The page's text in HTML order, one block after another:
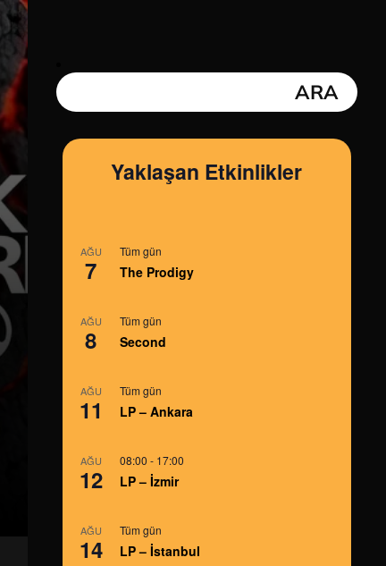
Yaklaşan Etkinlikler
AĞU
7
Tüm gün
The Prodigy
AĞU
8
Tüm gün
Second
AĞU
11
Tüm gün
LP – Ankara
AĞU
12
08:00 - 17:00
LP – İzmir
AĞU
14
Tüm gün
LP – İstanbul